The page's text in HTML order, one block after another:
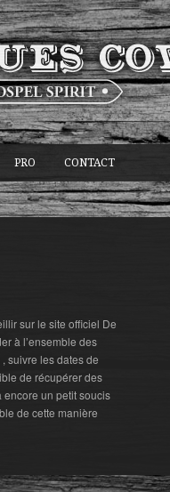
PRO CONTACT
sur le site officiel De
à l’ensemble des
suivre les dates de
de récupérer des
un petit soucis
de cette manière